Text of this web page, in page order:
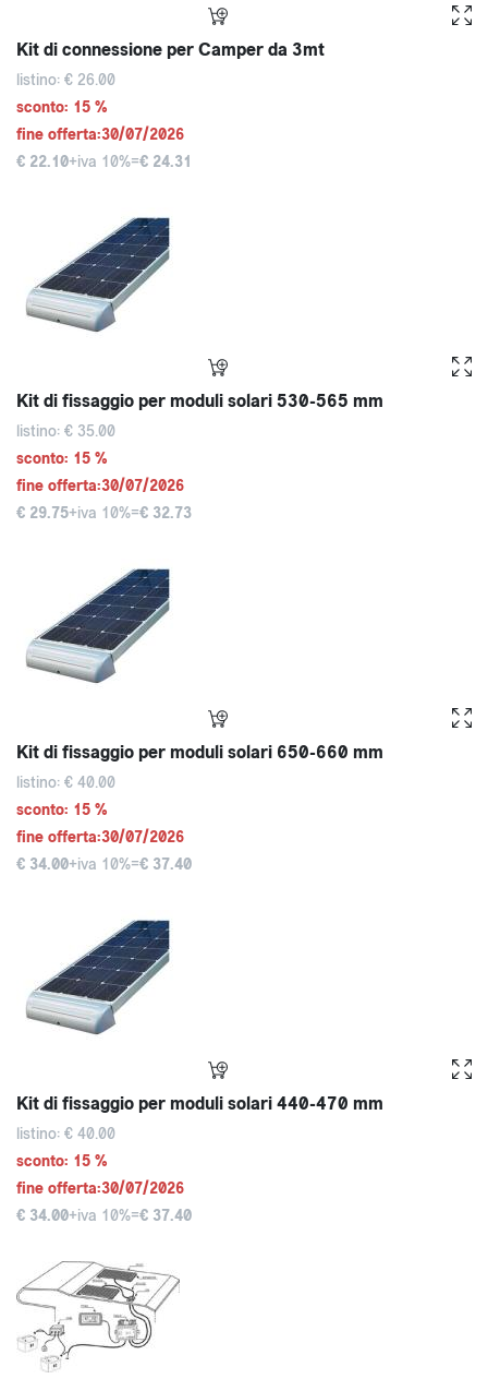
Kit di connessione per Camper da 3mt
listino: € 26.00
sconto: 15 %
fine offerta:30/07/2026
€ 22.10+iva 10%=€ 24.31
Kit di fissaggio per moduli solari 530-565 mm
listino: € 35.00
sconto: 15 %
fine offerta:30/07/2026
€ 29.75+iva 10%=€ 32.73
Kit di fissaggio per moduli solari 650-660 mm
listino: € 40.00
sconto: 15 %
fine offerta:30/07/2026
€ 34.00+iva 10%=€ 37.40
Kit di fissaggio per moduli solari 440-470 mm
listino: € 40.00
sconto: 15 %
fine offerta:30/07/2026
€ 34.00+iva 10%=€ 37.40